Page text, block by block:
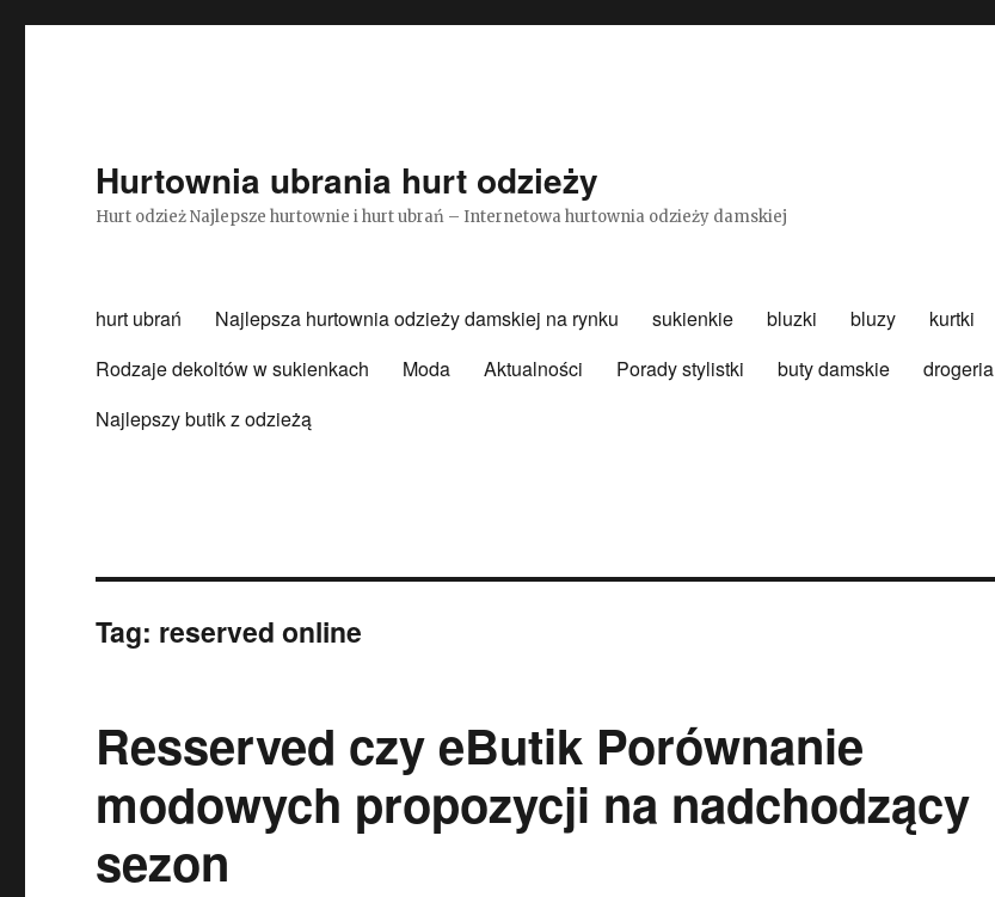
Hurtownia ubrania hurt odzieży
Hurt odzież Najlepsze hurtownie i hurt ubrań – Internetowa hurtownia odzieży damskiej
hurt ubrań Najlepsza hurtownia odzieży damskiej na rynku sukienkie bluzki bluzy kurtki
Rodzaje dekoltów w sukienkach
Moda Aktualności Porady stylistki buty damskie drogeria
Najlepszy butik z odzieżą
Tag: reserved online
Resserved czy eButik Porównanie
modowych propozycji na nadchodzący
sezon